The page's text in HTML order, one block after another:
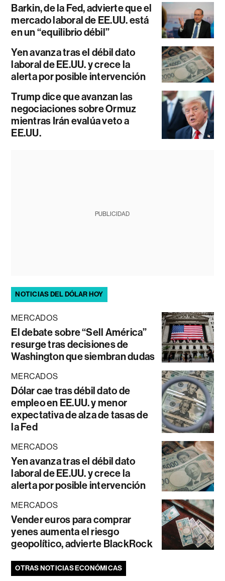
Barkin, de la Fed, advierte que el
mercado laboral de EE.UU. está
en un “equilibrio débil”
Yen avanza tras el débil dato
laboral de EE.UU. y crece la
alerta por posible intervención
Trump dice que avanzan las
negociaciones sobre Ormuz
mientras Irán evalúa veto a
EE.UU.
PUBLICIDAD
NOTICIAS DEL DÓLAR HOY
MERCADOS
El debate sobre “Sell América”
resurge tras decisiones de
Washington que siembran dudas
MERCADOS
Dólar cae tras débil dato de
empleo en EE.UU. y menor
expectativa de alza de tasas de
la Fed
MERCADOS
Yen avanza tras el débil dato
laboral de EE.UU. y crece la
alerta por posible intervención
MERCADOS
Vender euros para comprar
yenes aumenta el riesgo
geopolítico, advierte BlackRock
OTRAS NOTICIAS ECONÓMICAS